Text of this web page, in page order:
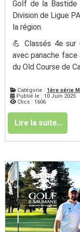
Golf de la
Division de Ligue
la région.
💪 Classés 4e
avec panache face
du Old Course de
Catégorie : 1ère série
Publié le : 10 Juin 2025
Clics : 1606
Lire la suite...